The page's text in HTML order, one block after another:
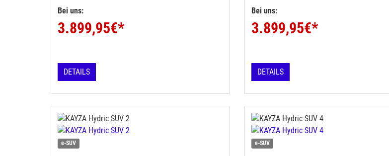
Bei uns:
3.899,95€*
DETAILS
Bei uns:
3.899,95€*
DETAILS
e-SUV e-SUV